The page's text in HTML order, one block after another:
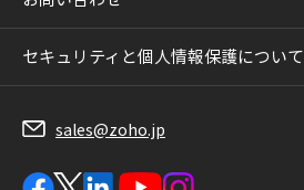
セキュリティと個人情報保護について
sales@zoho.jp